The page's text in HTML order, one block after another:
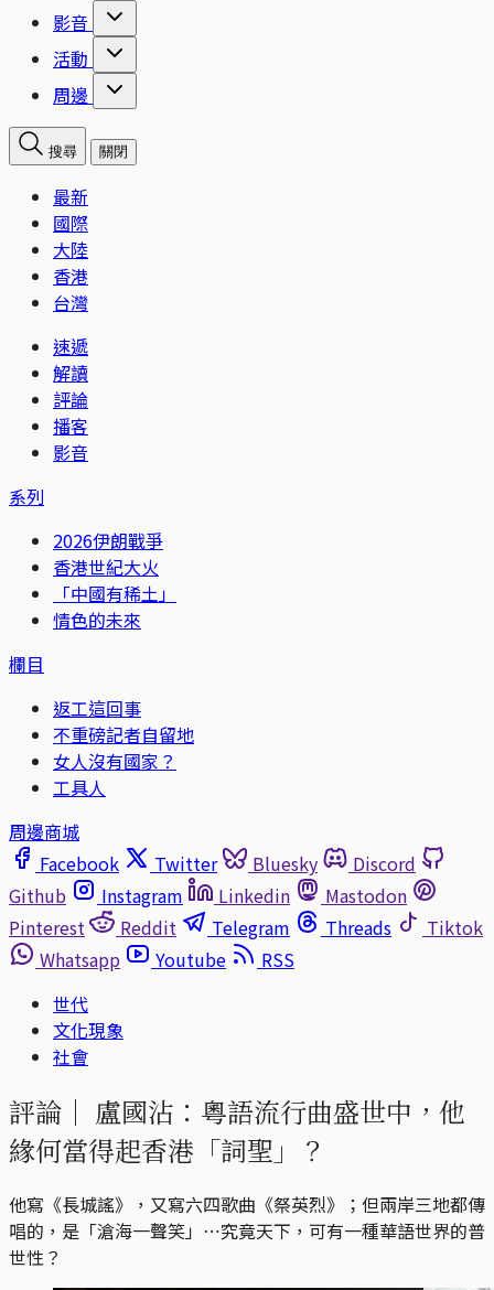
影音
活動
周邊
搜尋 關閉
最新
國際
大陸
香港
台灣
速遞
解讀
評論
播客
影音
系列
2026伊朗戰爭
香港世紀大火
「中國有稀土」
情色的未來
欄目
返工這回事
不重磅記者自留地
女人沒有國家？
工具人
周邊商城
Facebook
Twitter Bluesky
Discord
Github
Instagram Linkedin
Mastodon
Pinterest
Reddit Telegram Threads
Tiktok
Whatsapp
Youtube
RSS
世代
文化現象
社會
評論｜ 盧國沾：粵語流行曲盛世中，他
緣何當得起香港「詞聖」？
他寫《長城謠》，又寫六四歌曲《祭英烈》；但兩岸三地都傳
唱的，是「滄海一聲笑」⋯究竟天下，可有一種華語世界的普
世性？